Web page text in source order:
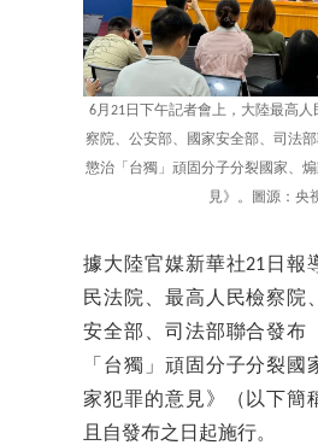
6月21日下午記者會上，大陸最高
察院、公安部、國家安全部、司法
懲治「台獨」頑固分子分裂國家、
見》。圖源：央
據大陸官媒新華社21日報
民法院、最高人民檢察院
安全部、司法部聯合發布
「台獨」頑固分子分裂國
家犯罪的意見》（以下簡
且自發布之日起施行。